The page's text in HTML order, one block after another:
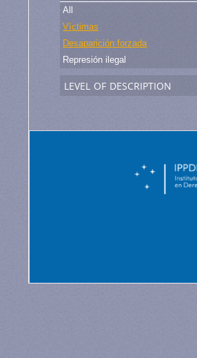
All
Víctimas
Desaparición forzada
Represión ilegal
level of description